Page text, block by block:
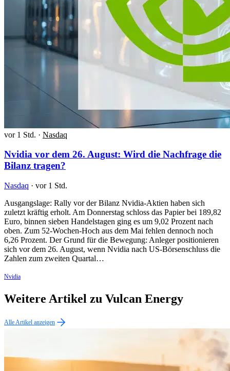
vor 1 Std. · Nasdaq
Nvidia vor dem 26. August: Wird die Nachfrage die
Bilanz tragen?
Nasdaq · vor 1 Std.
Ausgangslage: Rally vor der Bilanz Nvidia-Aktien haben sich
zuletzt kräftig erholt. Am Donnerstag schloss das Papier bei 189,82
Euro, binnen sieben Handelstagen ging es um 9,02 Prozent nach
oben. Zum 52-Wochen-Hoch aus dem Mai fehlen dennoch noch
6,26 Prozent. Der Grund für die Bewegung: Anleger positionieren
sich vor dem 26. August, wenn Nvidia nach US-Börsenschluss die
Zahlen zum zweiten Quartal…
Nvidia
Weitere Artikel zu Vulcan Energy
Alle Artikel anzeigen